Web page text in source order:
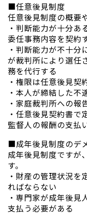
■任意後見制度
任意後見制度の概要
・判断能力が十分あ
委任事務内容を契約
・判断能力が不十分
が裁判所により選任
務を代行する
・権限は任意後見契
・本人が締結した不
・家庭裁判所への報
・任意後見契約書で
監督人の報酬の支払
■成年後見制度のデ
成年後見制度ですが
す。
・財産の管理状況を
ればならない
・専門家が成年後見
支払う必要がある